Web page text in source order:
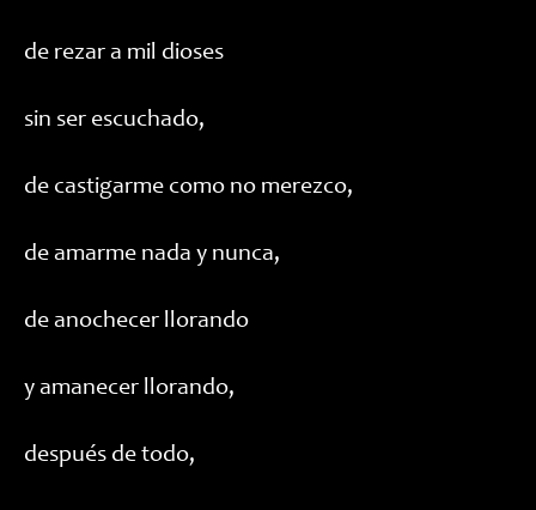
de rezar a mil dioses
sin ser escuchado,
de castigarme como no merezco,
de amarme nada y nunca,
de anochecer llorando
y amanecer llorando,
después de todo,